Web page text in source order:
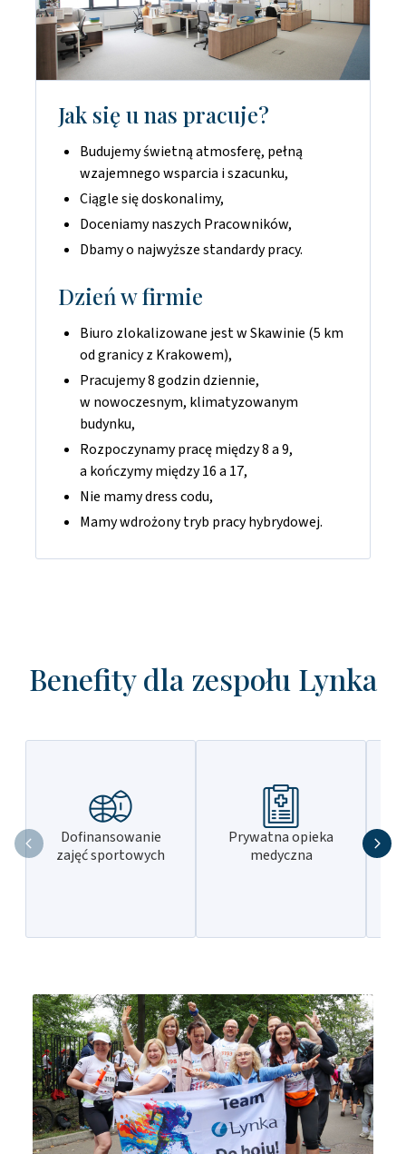
Jak się u nas pracuje?
Budujemy świetną atmosferę, pełną
wzajemnego wsparcia i szacunku,
Ciągle się doskonalimy,
Doceniamy naszych Pracowników,
Dbamy o najwyższe standardy pracy.
Dzień w firmie
Biuro zlokalizowane jest w Skawinie (5 km
od granicy z Krakowem),
Pracujemy 8 godzin dziennie,
w nowoczesnym, klimatyzowanym
budynku,
Rozpoczynamy pracę między 8 a 9,
a kończymy między 16 a 17,
Nie mamy dress codu,
Mamy wdrożony tryb pracy hybrydowej.
Benefity dla zespołu Lynka
Dofinansowanie
zajęć sportowych
Prywatna opieka
medyczna